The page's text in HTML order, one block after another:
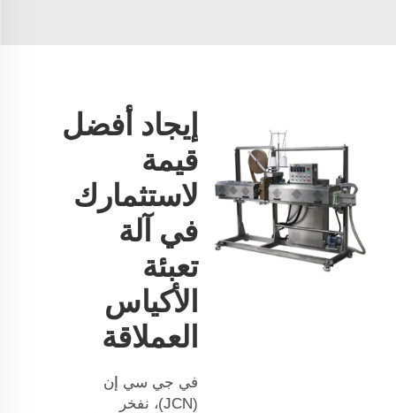
إيجاد أفضل
قيمة
لاستثمارك
في آلة
تعبئة
الأكياس
العملاقة
في جي سي إن
(JCN)، نفخر